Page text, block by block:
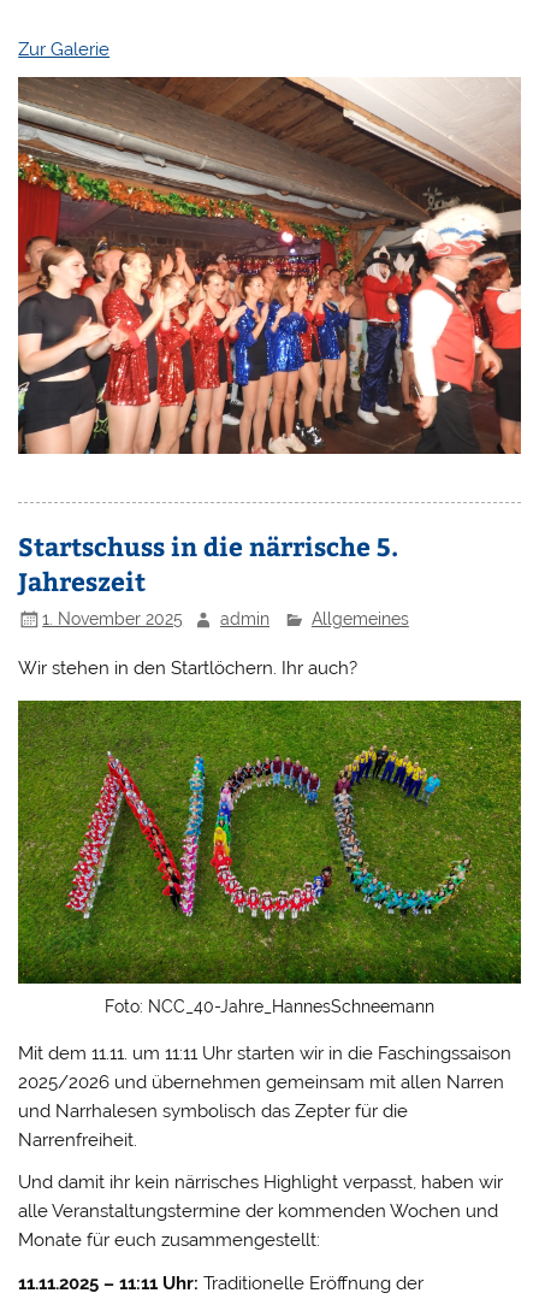
Zur Galerie
Startschuss in die närrische 5.
Jahreszeit
1. November 2025 admin Allgemeines
Wir stehen in den Startlöchern. Ihr auch?
Foto: NCC_40-Jahre_HannesSchneemann
Mit dem 11.11. um 11:11 Uhr starten wir in die Faschingssaison
2025/2026 und übernehmen gemeinsam mit allen Narren
und Narrhalesen symbolisch das Zepter für die
Narrenfreiheit.
Und damit ihr kein närrisches Highlight verpasst, haben wir
alle Veranstaltungstermine der kommenden Wochen und
Monate für euch zusammengestellt:
11.11.2025 – 11:11 Uhr: Traditionelle Eröffnung der